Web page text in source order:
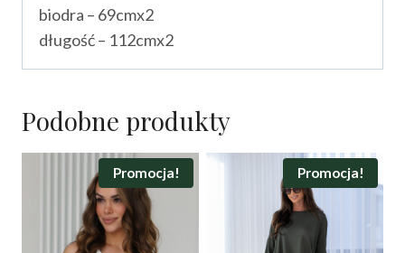
biodra – 69cmx2
długość – 112cmx2
Podobne produkty
Promocja! Promocja!